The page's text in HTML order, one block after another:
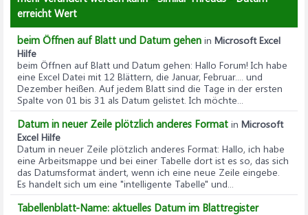
erreicht Wert
beim Öffnen auf Blatt und Datum gehen in Microsoft Excel
Hilfe
beim Öffnen auf Blatt und Datum gehen: Hallo Forum! Ich habe
eine Excel Datei mit 12 Blättern, die Januar, Februar.... und
Dezember heißen. Auf jedem Blatt sind die Tage in der ersten
Spalte von 01 bis 31 als Datum gelistet. Ich möchte...
Datum in neuer Zeile plötzlich anderes Format in Microsoft
Excel Hilfe
Datum in neuer Zeile plötzlich anderes Format: Hallo, ich habe
eine Arbeitsmappe und bei einer Tabelle dort ist es so, das sich
das Datumsformat ändert, wenn ich eine neue Zeile eingebe.
Es handelt sich um eine "intelligente Tabelle" und...
Tabellenblatt-Name: aktuelles Datum im Blattregister